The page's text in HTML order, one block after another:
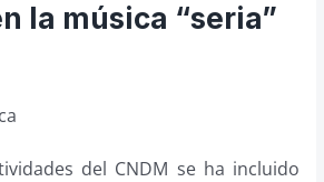
la música “seria”
del CNDM se ha incluido